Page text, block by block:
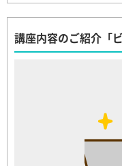
講座内容のご紹介「